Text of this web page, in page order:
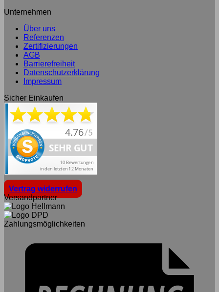
Unternehmen
Über uns
Referenzen
Zertifizierungen
AGB
Barrierefreiheit
Datenschutzerklärung
Impressum
Sicher Einkaufen
Vertrag widerrufen
Versandpartner
Zahlungsmöglichkeiten